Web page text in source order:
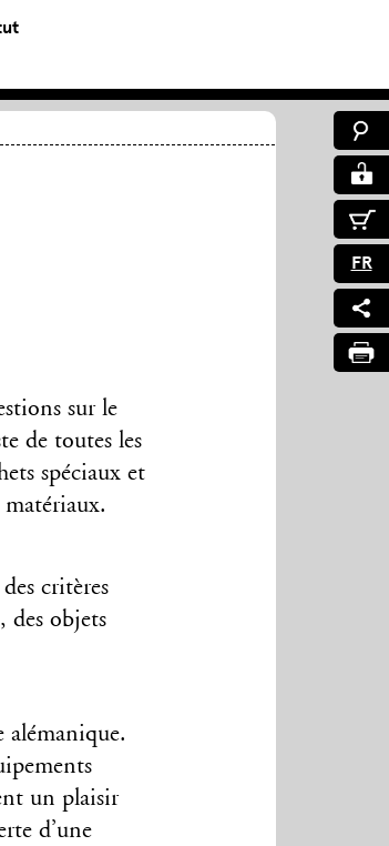
FR
sur le
de toutes les
spéciaux et
critères
des objets
alémanique.
un plaisir
d’une